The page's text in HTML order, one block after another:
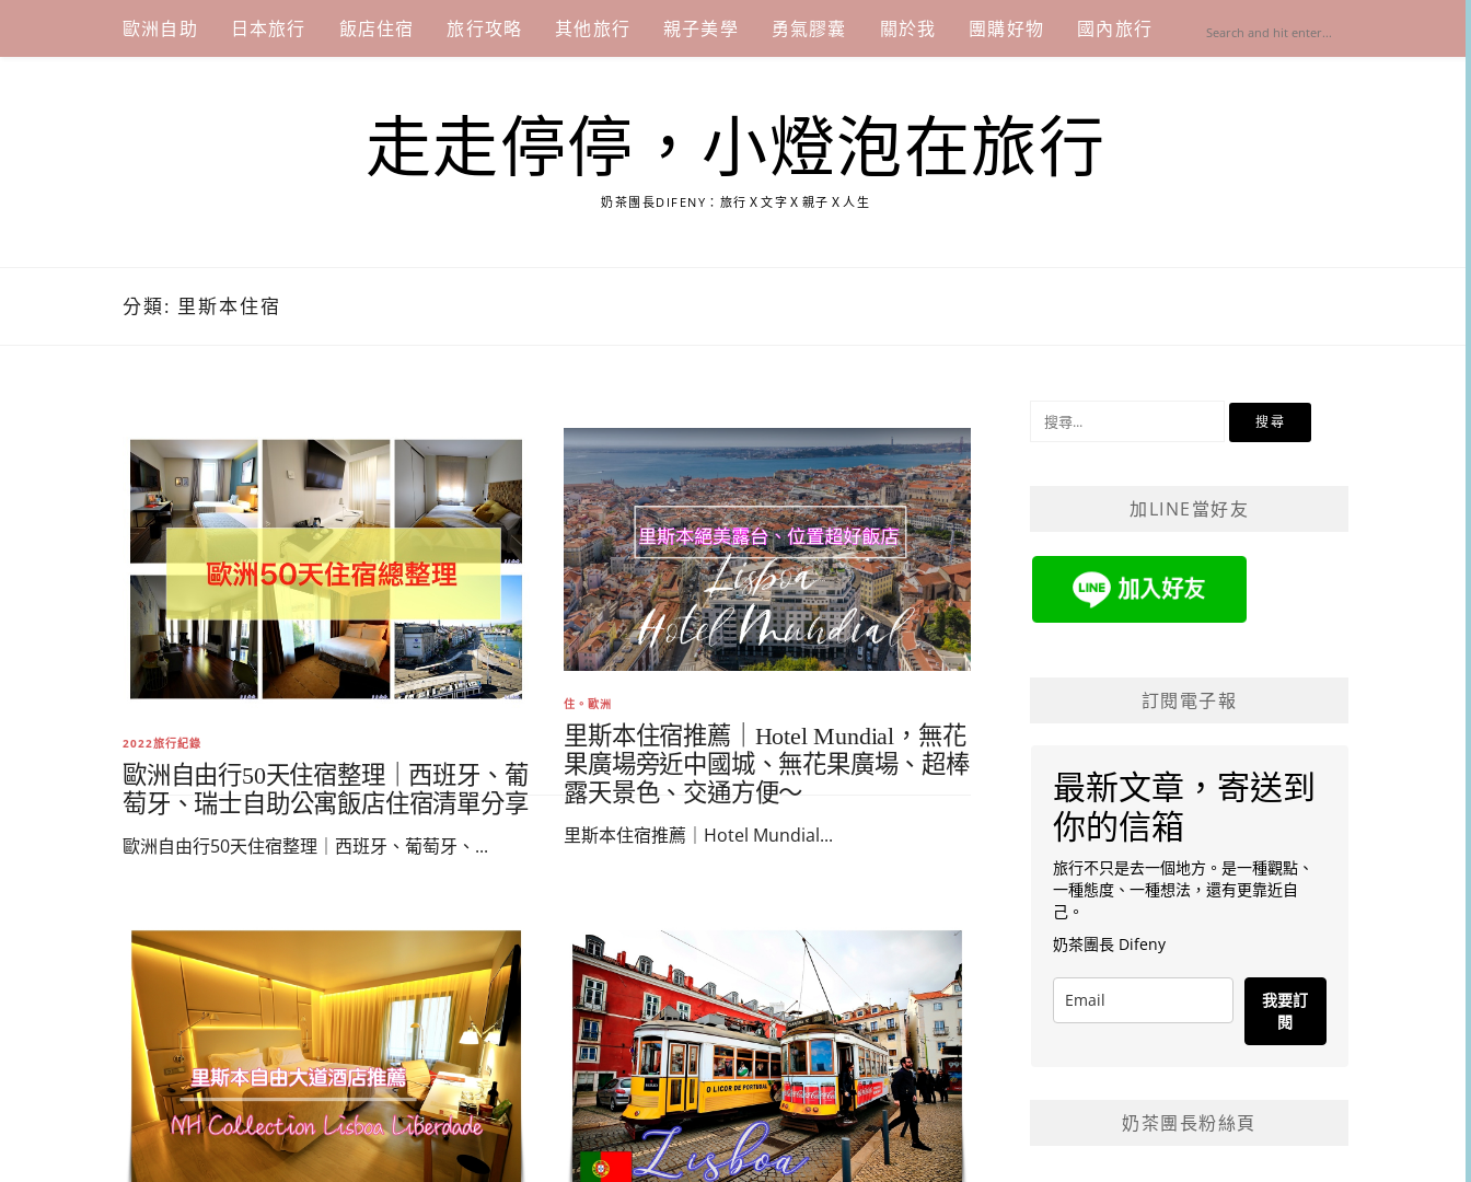
content
歐洲自助 日本旅行 飯店住宿 旅行攻略 其他旅行 親子美學 勇氣膠囊 關於我 團購好物 國內旅行
走走停停，小燈泡在旅行
奶茶團長DIFENY：旅行Ｘ文字Ｘ親子Ｘ人生
分類: 里斯本住宿
2022旅行紀錄
歐洲自由行50天住宿整理｜西班牙、葡
萄牙、瑞士自助公寓飯店住宿清單分享
歐洲自由行50天住宿整理｜西班牙、葡萄牙、...
住。歐洲
里斯本住宿推薦｜Hotel Mundial，無花
果廣場旁近中國城、無花果廣場、超棒
露天景色、交通方便～
里斯本住宿推薦｜Hotel Mundial...
加LINE當好友
訂閱電子報
最新文章，寄送到
你的信箱
旅行不只是去一個地方。是一種觀點、
一種態度、一種想法，還有更靠近自
己。
奶茶團長 Difeny
我要訂
閱
奶茶團長粉絲頁